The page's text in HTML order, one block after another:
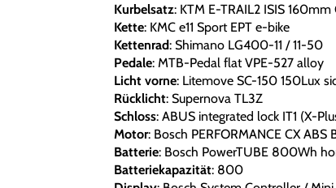
Kurbelsatz: KTM E-TRAIL2 ISIS 160mm
Kette: KMC e11 Sport EPT e-bike
Kettenrad: Shimano LG400-11 / 11-50
Pedale: MTB-Pedal flat VPE-527 alloy
Licht vorne: Litemove SC-150 150Lux
Rücklicht: Supernova TL3Z
Schloss: ABUS integrated lock IT1 (X-
Motor: Bosch PERFORMANCE CX ABS
Batterie: Bosch PowerTUBE 800Wh
Batteriekapazität: 800